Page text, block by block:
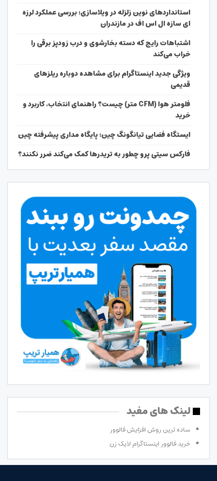
استانداردهای نوین زلزله در ویلاسازی؛ بررسی عملکرد لرزه
ای سازه ال اس اف در مازندران
اشتباهات رایج که دسته بخارشوی و درب زودپز برقی را
خراب می‌کند
ویژگی جدید اینستاگرام برای مشاهده دوباره ریلزهای
قدیمی
فلومتر هوا (CFM متر) چیست؟ راهنمای انتخاب، کاربرد و
خرید
ایستگاه فضایی تیانگونگ چین؛ پایگاه مداری پیشرفته چین
فارکس سیتی پرو چطور به تریدرها کمک می‌کند ضرر نکنند؟
لینک های مفید
ساده ترین روش افزایش فالوور
خرید فالوور اینستاگرام لایک زن